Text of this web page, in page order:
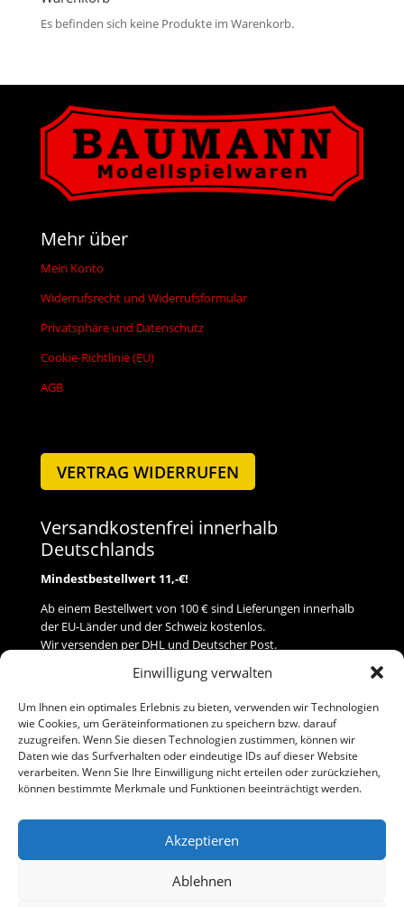
Einwilligung verwalten
Um Ihnen ein optimales Erlebnis zu bieten, verwenden wir Technologien
wie Cookies, um Geräteinformationen zu speichern bzw. darauf
zuzugreifen. Wenn Sie diesen Technologien zustimmen, können wir
Daten wie das Surfverhalten oder eindeutige IDs auf dieser Website
verarbeiten. Wenn Sie Ihre Einwilligung nicht erteilen oder zurückziehen,
können bestimmte Merkmale und Funktionen beeinträchtigt werden.
Akzeptieren
Ablehnen
Es befinden sich keine Produkte im Warenkorb.
Mehr über
Mein Konto
Widerrufsrecht und Widerrufsformular
Privatsphäre und Datenschutz
Cookie-Richtlinie (EU)
AGB
VERTRAG WIDERRUFEN
Versandkostenfrei innerhalb
Deutschlands
Mindestbestellwert 11,-€!
Ab einem Bestellwert von 100 € sind Lieferungen innerhalb
der EU-Länder und der Schweiz kostenlos.
Wir versenden per DHL und Deutscher Post.
Versand
Zahlung
Baumann Modellspielwaren
Telefon (0 91 61) 33 84